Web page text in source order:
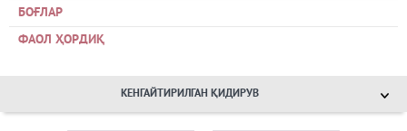
БОҒЛАР
ФАОЛ ҲОРДИҚ
КЕНГАЙТИРИЛГАН ҚИДИРУВ